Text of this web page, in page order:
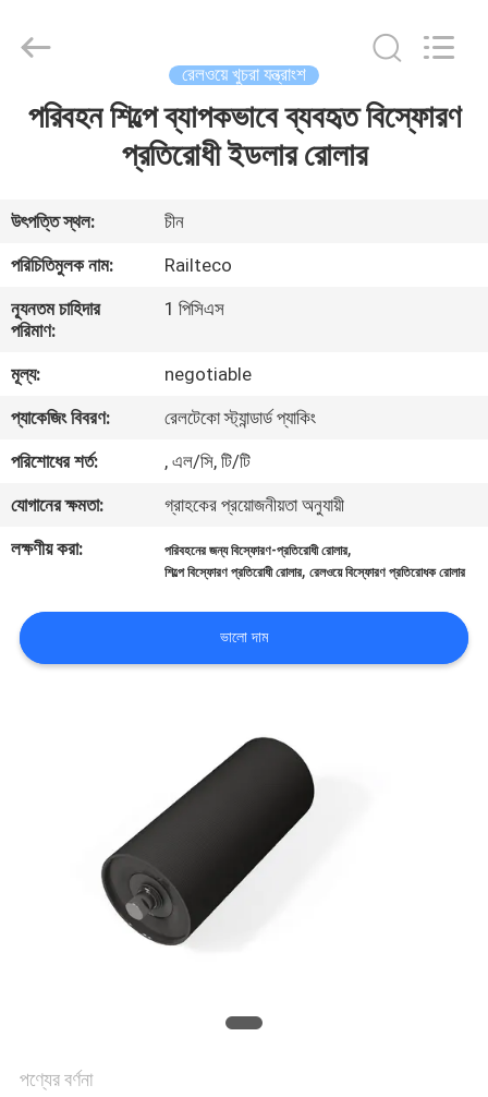
বাড়ি
আমাদের
সম্পর্কে
কারখানা
ভ্রমণ
মান
নিয়ন্ত্রণ
সাথে
যোগাযোগ
Reserved.
রেলওয়ে খুচরা যন্ত্রাংশ
পরিবহন শিল্পে ব্যাপকভাবে ব্যবহৃত বিস্ফোরণ
প্রতিরোধী ইডলার রোলার
উৎপত্তি স্থল:
চীন
পরিচিতিমুলক নাম:
Railteco
ন্যূনতম চাহিদার
পরিমাণ:
1 পিসিএস
মূল্য:
negotiable
প্যাকেজিং বিবরণ:
রেলটেকো স্ট্যান্ডার্ড প্যাকিং
পরিশোধের শর্ত:
, এল/সি, টি/টি
যোগানের ক্ষমতা:
গ্রাহকের প্রয়োজনীয়তা অনুযায়ী
লক্ষণীয় করা:
পরিবহনের জন্য বিস্ফোরণ-প্রতিরোধী রোলার,
শিল্পে বিস্ফোরণ প্রতিরোধী রোলার,রেলওয়ে বিস্ফোরণ প্রতিরোধক রোলার
ভালো দাম
পণ্যের বর্ণনা